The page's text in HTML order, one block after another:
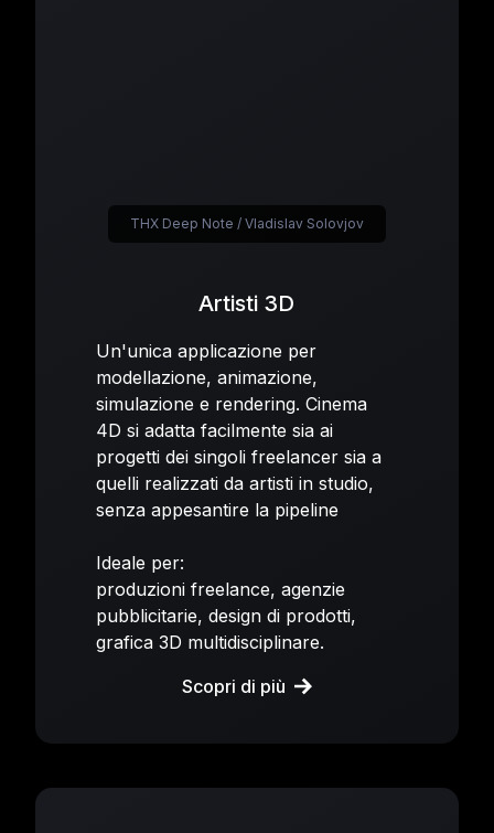
Artisti 3D
Un'unica applicazione per
modellazione, animazione,
simulazione e rendering. Cinema
4D si adatta facilmente sia ai
progetti dei singoli freelancer sia a
quelli realizzati da artisti in studio,
senza appesantire la pipeline
Ideale per:
produzioni freelance, agenzie
pubblicitarie, design di prodotti,
grafica 3D multidisciplinare.
Scopri di più
THX Deep Note / Vladislav Solovjov